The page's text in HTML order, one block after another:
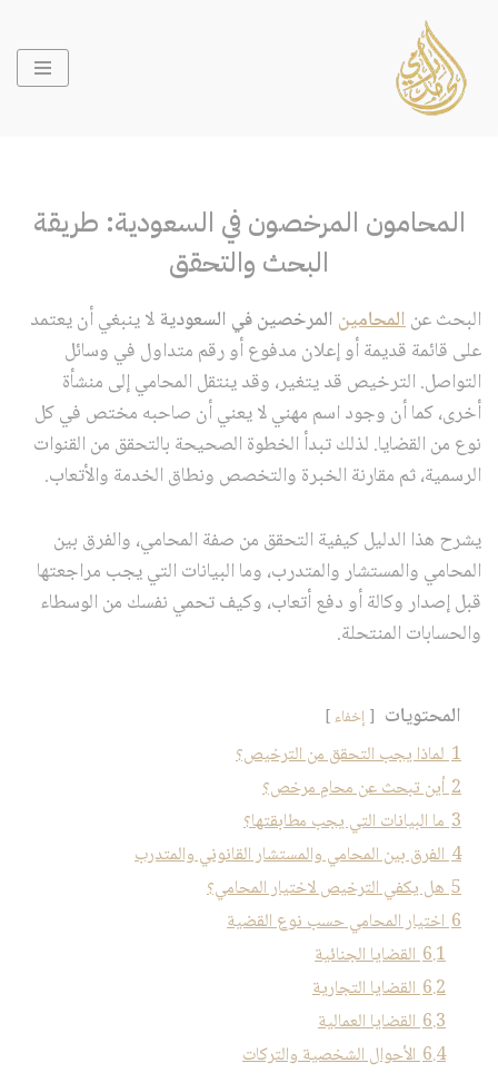
تخطى
إلى
المحتوى
المحامون المرخصون في السعودية: طريقة
البحث والتحقق
البحث عنالمحامين المرخصين في السعودية لا ينبغي أن يعتمد
على قائمة قديمة أو إعلان مدفوع أو رقم متداول في وسائل
التواصل. الترخيص قد يتغير، وقد ينتقل المحامي إلى منشأة
أخرى، كما أن وجود اسم مهني لا يعني أن صاحبه مختص في كل
نوع من القضايا. لذلك تبدأ الخطوة الصحيحة بالتحقق من القنوات
الرسمية، ثم مقارنة الخبرة والتخصص ونطاق الخدمة والأتعاب.
يشرح هذا الدليل كيفية التحقق من صفة المحامي، والفرق بين
المحامي والمستشار والمتدرب، وما البيانات التي يجب مراجعتها
قبل إصدار وكالة أو دفع أتعاب، وكيف تحمي نفسك من الوسطاء
والحسابات المنتحلة.
المحتويات إخفاء
1 لماذا يجب التحقق من الترخيص؟
2 أين تبحث عن محامٍ مرخص؟
3 ما البيانات التي يجب مطابقتها؟
4 الفرق بين المحامي والمستشار القانوني والمتدرب
5 هل يكفي الترخيص لاختيار المحامي؟
6 اختيار المحامي حسب نوع القضية
6.1 القضايا الجنائية
6.2 القضايا التجارية
6.3 القضايا العمالية
6.4 الأحوال الشخصية والتركات